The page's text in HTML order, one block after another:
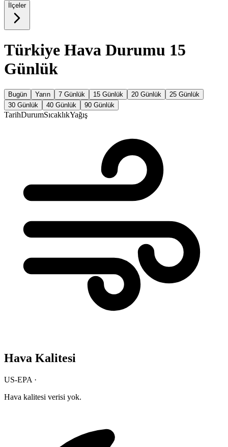
İlçeler
Türkiye Hava Durumu 15
Günlük
Bugün Yarın 7 Günlük 15 Günlük 20 Günlük
25 Günlük
30 Günlük
40 Günlük 90 Günlük
TarihDurumSıcaklıkYağış
Hava Kalitesi
US-EPA ·
Hava kalitesi verisi yok.